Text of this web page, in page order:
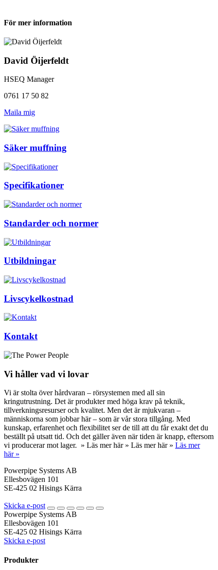
För mer information
David Öijerfeldt
HSEQ Manager
0761 17 50 82
Maila mig
Säker muffning
Specifikationer
Standarder och normer
Utbildningar
Livscykelkostnad
Kontakt
Vi håller vad vi lovar
Vi är stolta över hårdvaran – rörsystemen med all sin
kringutrustning. Det är produkter med höga krav på teknik,
tillverkningsresurser och kvalitet. Men det är mjukvaran –
människorna som jobbar här – som är vår stora tillgång. Med
kunskap, erfarenhet och flexibilitet ser de till att du får exakt det du
beställt på utsatt tid. Och det gäller även när tiden är knapp, eftersom
vi producerar mot lager. » Läs mer här » Läs mer här » Läs mer
här »
Powerpipe Systems AB
Ellesbovägen 101
SE-425 02 Hisings Kärra
Skicka e-post
Powerpipe Systems AB
Ellesbovägen 101
SE-425 02 Hisings Kärra
Skicka e-post
Produkter